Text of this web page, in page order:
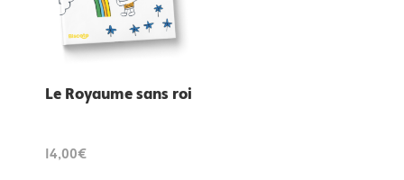
Le Royaume sans roi
14,00€